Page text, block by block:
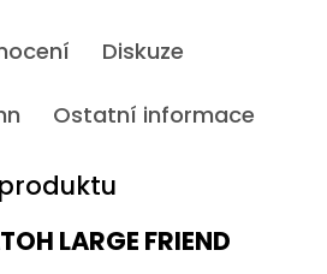
Diskuze
Ostatní informace
LARGE FRIEND